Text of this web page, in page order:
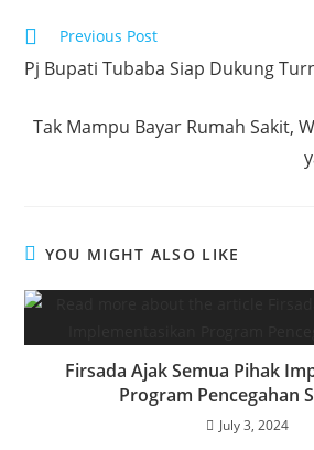
e
b
o
o
er s
A
p
p
dI
n
Read
articles
Previous Post
Pj Bupati Tubaba Siap Dukung
Tak Mampu Bayar Rumah Sakit,
YOU MIGHT ALSO LIKE
Firsada Ajak Semua Pihak
Program Pencegahan
July 3, 2024